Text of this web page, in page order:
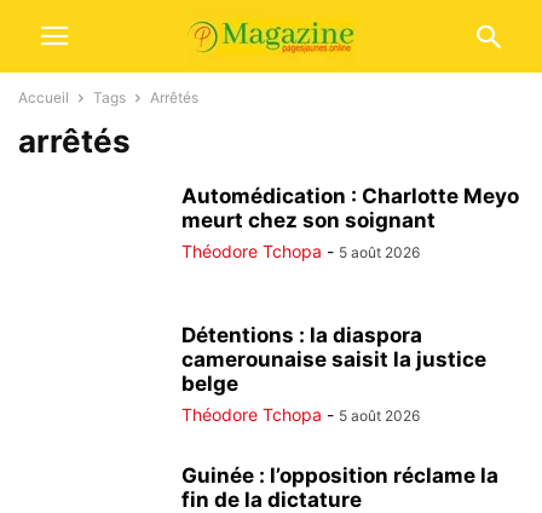
Accueil Tags Arrêtés
arrêtés
Automédication : Charlotte Meyo
meurt chez son soignant
Théodore Tchopa - 5 août 2026
Détentions : la diaspora
camerounaise saisit la justice
belge
Théodore Tchopa - 5 août 2026
Guinée : l’opposition réclame la
fin de la dictature